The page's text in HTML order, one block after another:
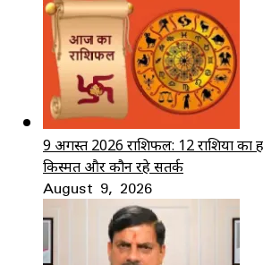
9 अगस्त 2026 राशिफल: 12 राशियों का
किस्मत और कौन रहे सतर्क
August 9, 2026